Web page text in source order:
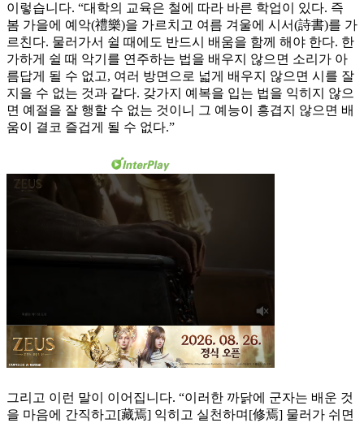
이렇습니다. “대학의 교육은 철에 따라 바른 학업이 있다. 즉
봄 가을에 예악(禮樂)을 가르치고 여름 겨울에 시서(詩書)를 가
르친다. 물러가서 쉴 때에도 반드시 배움을 함께 해야 한다. 한
가하게 쉴 때 악기를 연주하는 법을 배우지 않으면 소리가 아
름답게 될 수 없고, 여러 방면으로 넓게 배우지 않으면 시를 잘
지을 수 없는 것과 같다. 갖가지 예복을 입는 법을 익히지 않으
면 예절을 잘 행할 수 없는 것이니 그 예능이 흥겹지 않으면 배
움이 결코 즐겁게 될 수 없다.”
그리고 이런 말이 이어집니다. “이러한 까닭에 군자는 배운 것
을 마음에 간직하고[藏焉] 익히고 실천하며[修焉] 물러가 쉬면